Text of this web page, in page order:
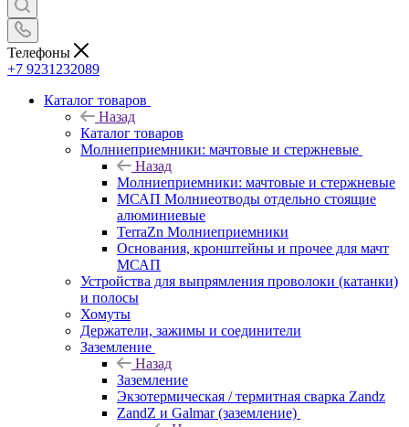
Телефоны
+7 9231232089
Каталог товаров
Назад
Каталог товаров
Молниеприемники: мачтовые и стержневые
Назад
Молниеприемники: мачтовые и стержневые
МСАП Молниеотводы отдельно стоящие
алюминиевые
TerraZn Молниеприемники
Основания, кронштейны и прочее для мачт
МСАП
Устройства для выпрямления проволоки (катанки)
и полосы
Хомуты
Держатели, зажимы и соединители
Заземление
Назад
Заземление
Экзотермическая / термитная сварка Zandz
ZandZ и Galmar (заземление)